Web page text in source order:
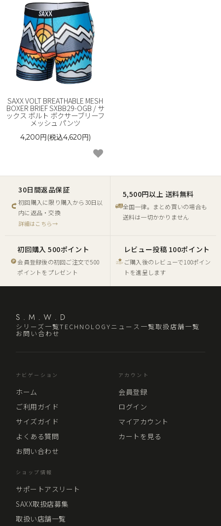
SAXX VOLT BREATHABLE MESH
BOXER BRIEF SXBB29-OGB / サ
ックス ボルト ボクサーブリーフ
メッシュ パンツ
4,200円(税込4,620円)
30日間返品保証
初回購入に限り購入から30日以
内に返品・交換
詳細はこちら→
5,500円以上 送料無料
全国一律。まとめ買いの場合も
送料は一切かかりません
初回購入 500ポイント
会員登録後の初回ご注文で500
ポイントをプレゼント
レビュー投稿 100ポイント
ご購入後のレビューで100ポイン
トを進呈します
シリーズ一覧TECHNOLOGYニュース一覧取扱店舗一覧
お問い合わせ
ナビゲーション
ホーム
ご利用ガイド
サイズガイド
よくある質問
お問い合わせ
アカウント
会員登録
ログイン
マイアカウント
カートを見る
ショップ情報
サポートアスリート
SAXX取扱店募集
取扱い店舗一覧